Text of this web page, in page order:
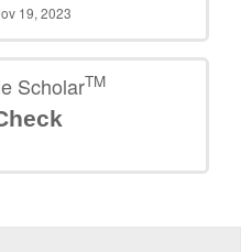
19, 2023
ScholarTM